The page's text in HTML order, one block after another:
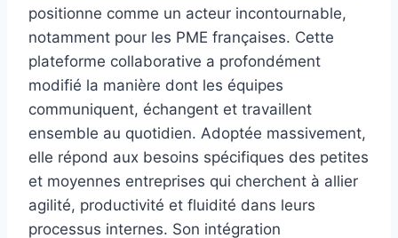
positionne comme un acteur incontournable,
notamment pour les PME françaises. Cette
plateforme collaborative a profondément
modifié la manière dont les équipes
communiquent, échangent et travaillent
ensemble au quotidien. Adoptée massivement,
elle répond aux besoins spécifiques des petites
et moyennes entreprises qui cherchent à allier
agilité, productivité et fluidité dans leurs
processus internes. Son intégration